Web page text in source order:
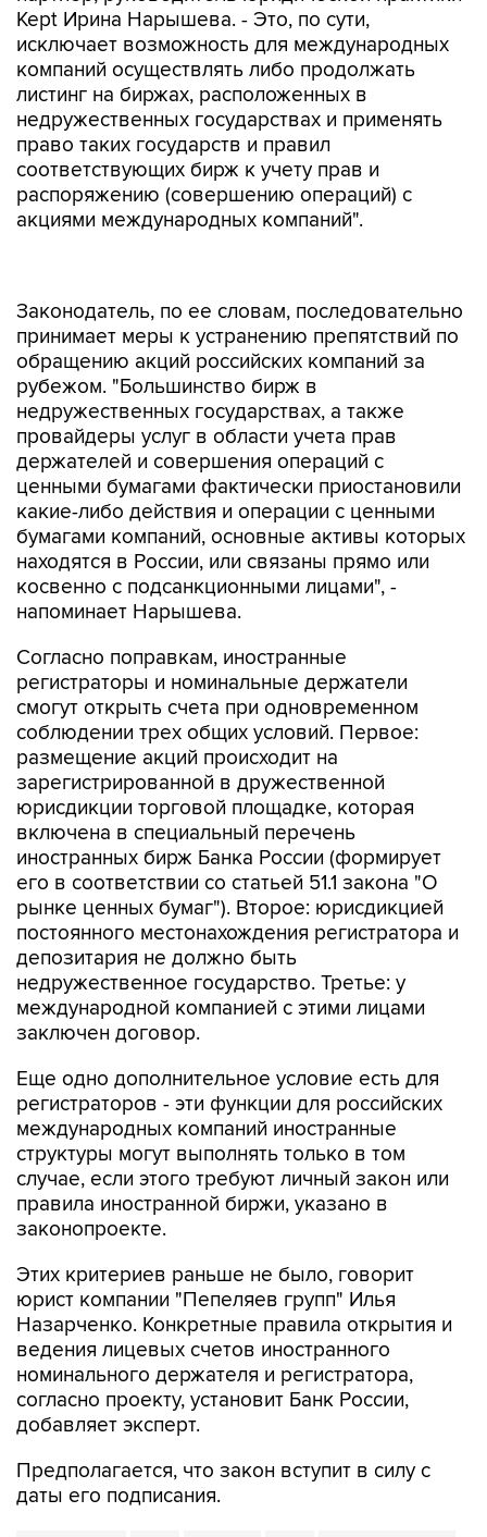
Kept Ирина Нарышева. - Это, по сути,
исключает возможность для международных
компаний осуществлять либо продолжать
листинг на биржах, расположенных в
недружественных государствах и применять
право таких государств и правил
соответствующих бирж к учету прав и
распоряжению (совершению операций) с
акциями международных компаний".
обращению акций российских компаний за
рубежом. "Большинство бирж в
недружественных государствах, а также
провайдеры услуг в области учета прав
держателей и совершения операций с
ценными бумагами фактически приостановили
какие-либо действия и операции с ценными
бумагами компаний, основные активы которых
находятся в России, или связаны прямо или
косвенно с подсанкционными лицами", -
напоминает Нарышева.
Согласно поправкам, иностранные
смогут открыть счета при одновременном
соблюдении трех общих условий. Первое:
размещение акций происходит на
зарегистрированной в дружественной
юрисдикции торговой площадке, которая
включена в специальный перечень
иностранных бирж Банка России (формирует
его в соответствии со статьей 51.1 закона "О
рынке ценных бумаг"). Второе: юрисдикцией
постоянного местонахождения регистратора и
депозитария не должно быть
недружественное государство. Третье: у
международной компанией с этими лицами
заключен договор.
Еще одно дополнительное условие есть для
международных компаний иностранные
структуры могут выполнять только в том
случае, если этого требуют личный закон или
правила иностранной биржи, указано в
законопроекте.
Этих критериев раньше не было, говорит
Назарченко. Конкретные правила открытия и
ведения лицевых счетов иностранного
номинального держателя и регистратора,
согласно проекту, установит Банк России,
добавляет эксперт.
Предполагается, что закон вступит в силу с
Банк России САР Госдума